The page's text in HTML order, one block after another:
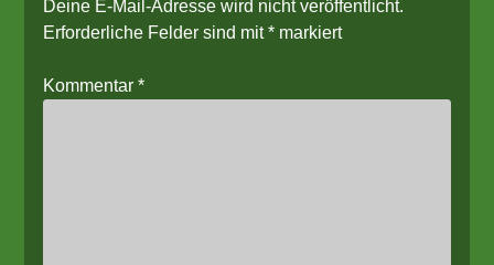
Deine E-Mail-Adresse wird nicht veröffentlicht.
Erforderliche Felder sind mit* markiert
Kommentar*